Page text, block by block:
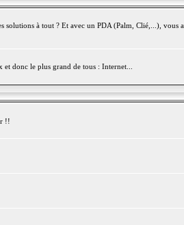
à tout ? Et avec un PDA (Palm, Clié,...), vous
donc le plus grand de tous : Internet...
!!